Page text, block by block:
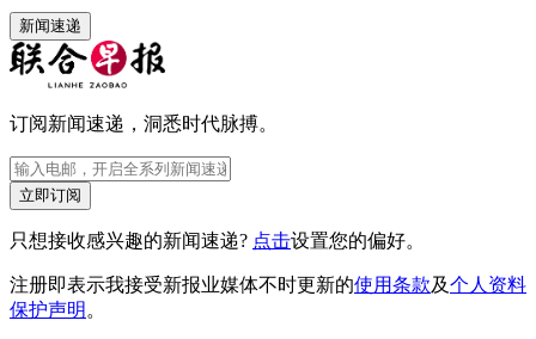
新闻速递
订阅新闻速递，洞悉时代脉搏。
立即订阅
只想接收感兴趣的新闻速递? 点击设置您的偏好。
注册即表示我接受新报业媒体不时更新的使用条款及个人资料
保护声明 。